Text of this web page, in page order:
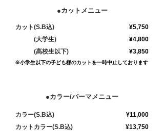
●カットメニュー
カット(S.B込)
(大学生)
(高校生以下)
¥5,750
¥4,800
¥3,850
※小学生以下の子ども様のカットを一時中止しております
●カラー/パーマメニュー
カラー(S.B込)
カットカラー(S.B込)
¥11,000
¥13,750